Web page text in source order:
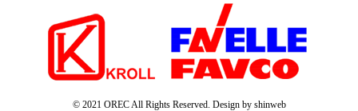
© 2021 OREC All Rights Reserved. Design by shinweb